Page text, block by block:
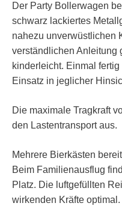
Der Party Bollerwagen
schwarz lackiertes
nahezu unverwüstlichen
verständlichen Anleitung
kinderleicht. Einmal
Einsatz in jeglicher
Die maximale Tragkraft
den Lastentransport aus.
Mehrere Bierkästen
Beim Familienausflug
Platz. Die luftgefüllten
wirkenden Kräfte